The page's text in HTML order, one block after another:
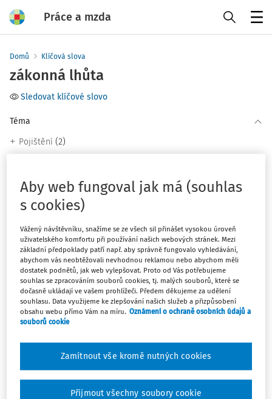
Práce a mzda
Domů Klíčová slova
zákonná lhůta
Sledovat klíčové slovo
Téma
Pojištění (2)
Filtr
Řadit podle:
Nejnovější Nejstarší
ČLÁNKY
Lhůty ve zdravotním pojištění
Problematika lhůt je upravena v ustanovení § 26b
pojištění, ve znění pozdějších předpisů. Lhůta určená
podle dní počíná dnem, který následuje po události, jež
je rozhodující pro její počátek. ...
Aby web fungoval jak má (souhlas
s cookies)
Vážený návštěvníku, snažíme se ze všech sil přinášet vysokou úroveň
uživatelského komfortu při používání našich webových stránek. Mezi
základní předpoklady patří např. aby správně fungovalo vyhledávání,
abychom vás neobtěžovali nevhodnou reklamou nebo abychom měli
dostatek podnětů, jak web vylepšovat. Proto od Vás potřebujeme
souhlas se zpracováním souborů cookies, tj. malých souborů, které se
dočasně ukládají ve vašem prohlížeči. Předem děkujeme za udělení
souhlasu. Data využijeme ke zlepšování našich služeb a přizpůsobení
obsahu webu přímo Vám na míru. Oznámení o ochraně osobních údajů a
souborů cookie
Zamítnout vše kromě nutných cookies
Přijmout všechny soubory cookie